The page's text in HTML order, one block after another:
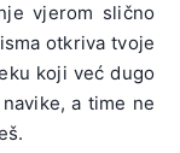
vjerom slično
otkriva tvoje
koji već dugo
a time ne